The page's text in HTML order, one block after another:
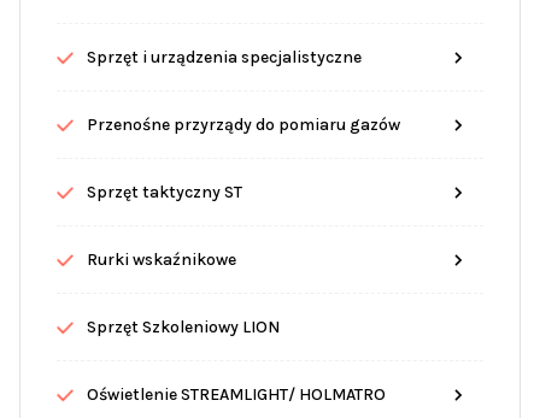
Sprzęt i urządzenia specjalistyczne
Przenośne przyrządy do pomiaru gazów
Sprzęt taktyczny ST
Rurki wskaźnikowe
Sprzęt Szkoleniowy LION
Oświetlenie STREAMLIGHT/ HOLMATRO